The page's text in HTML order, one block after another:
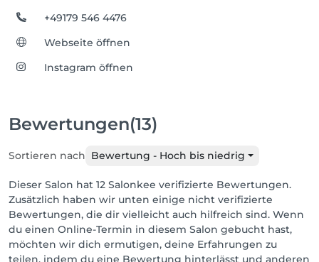
+49179 546 4476
Webseite öffnen
Instagram öffnen
Bewertungen(13)
Sortieren nach Bewertung - Hoch bis niedrig
Dieser Salon hat 12 Salonkee verifizierte Bewertungen.
Zusätzlich haben wir unten einige nicht verifizierte
Bewertungen, die dir vielleicht auch hilfreich sind. Wenn
du einen Online-Termin in diesem Salon gebucht hast,
möchten wir dich ermutigen, deine Erfahrungen zu
teilen, indem du eine Bewertung hinterlässt und anderen